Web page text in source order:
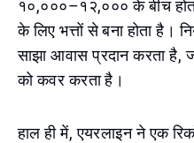
१०,०००–१२,००० के बीच
के लिए भत्तों से बना होता है।
साझा आवास प्रदान करता है,
को कवर करता है।
हाल ही में, एयरलाइन ने एक